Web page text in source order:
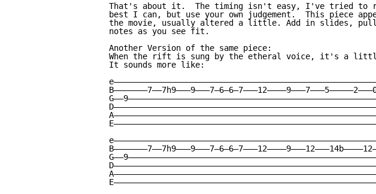
That's about it.  The timing isn't easy, I've tried to
best I can, but use your own judgement.  This piece
the movie, usually altered a little. Add in slides,
notes as you see fit.
Another Version of the same piece:
When the rift is sung by the etheral voice, it's a
It sounds more like: